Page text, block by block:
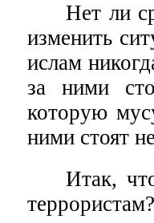
Нет ли
изменить
ислам
за ними
которую
ними стоят
Итак,